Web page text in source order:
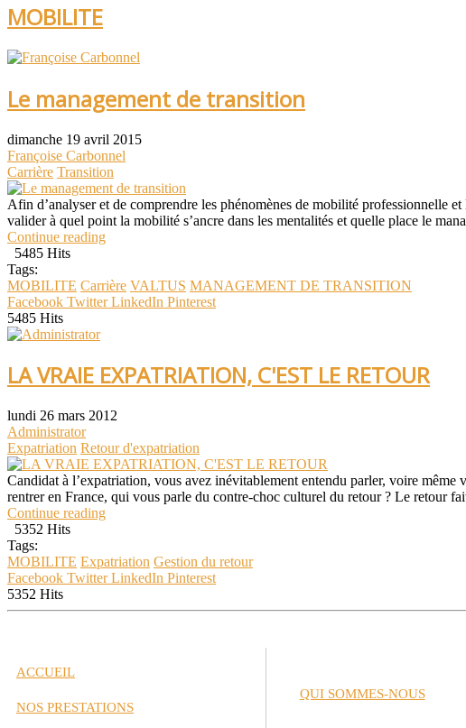
MOBILITE
Le management de transition
dimanche 19 avril 2015
Françoise Carbonnel
Carrière Transition
Afin d’analyser et de comprendre les phénomènes de mobilité professionnelle
valider à quel point la mobilité s’ancre dans les mentalités et quelle place le
Continue reading
5485 Hits
Tags:
MOBILITE Carrière VALTUS MANAGEMENT DE TRANSITION
Facebook Twitter LinkedIn Pinterest
5485 Hits
LA VRAIE EXPATRIATION, C'EST LE RETOUR
lundi 26 mars 2012
Administrator
Expatriation Retour d'expatriation
Candidat à l’expatriation, vous avez inévitablement entendu parler, voire
rentrer en France, qui vous parle du contre-choc culturel du retour ? Le retour
Continue reading
5352 Hits
Tags:
MOBILITE Expatriation Gestion du retour
Facebook Twitter LinkedIn Pinterest
5352 Hits
ACCUEIL
NOS PRESTATIONS
QUI SOMMES-NOUS